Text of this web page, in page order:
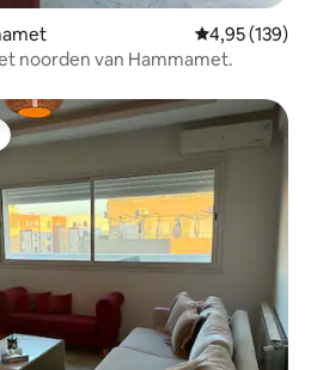
Gemiddelde
4,95 (139)
noorden van Hammamet.